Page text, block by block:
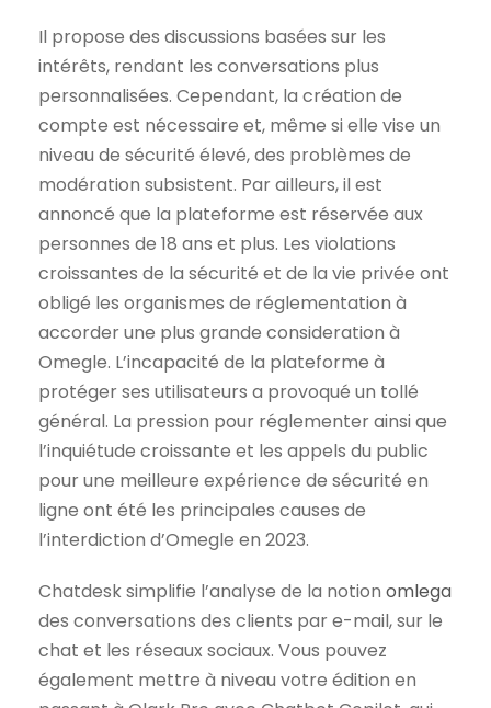
Il propose des discussions basées sur les
intérêts, rendant les conversations plus
personnalisées. Cependant, la création de
compte est nécessaire et, même si elle vise un
niveau de sécurité élevé, des problèmes de
modération subsistent. Par ailleurs, il est
annoncé que la plateforme est réservée aux
personnes de 18 ans et plus. Les violations
croissantes de la sécurité et de la vie privée ont
obligé les organismes de réglementation à
accorder une plus grande consideration à
Omegle. L’incapacité de la plateforme à
protéger ses utilisateurs a provoqué un tollé
général. La pression pour réglementer ainsi que
l’inquiétude croissante et les appels du public
pour une meilleure expérience de sécurité en
ligne ont été les principales causes de
l’interdiction d’Omegle en 2023.
Chatdesk simplifie l’analyse de la notion omlega
des conversations des clients par e-mail, sur le
chat et les réseaux sociaux. Vous pouvez
également mettre à niveau votre édition en